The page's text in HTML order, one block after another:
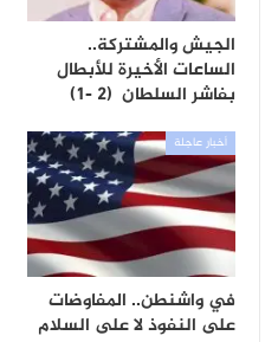
الجيش والمشتركة..
الساعات الأخيرة للأبطال
بفاشر السلطان (2 -1)
أخبار عاجلة
في واشنطن.. المفاوضات
على النفوذ لا على السلام